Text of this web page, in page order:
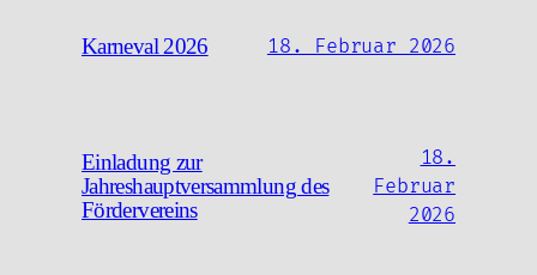
Karneval 2026 18. Februar 2026
Einladung zur
Jahreshauptversammlung des
Fördervereins
18.
Februar
2026